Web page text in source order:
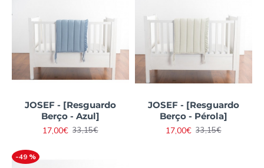
JOSEF - [Resguardo
Berço - Azul]
17,00€ 33,15€
JOSEF - [Resguardo
Berço - Pérola]
17,00€ 33,15€
-49 %